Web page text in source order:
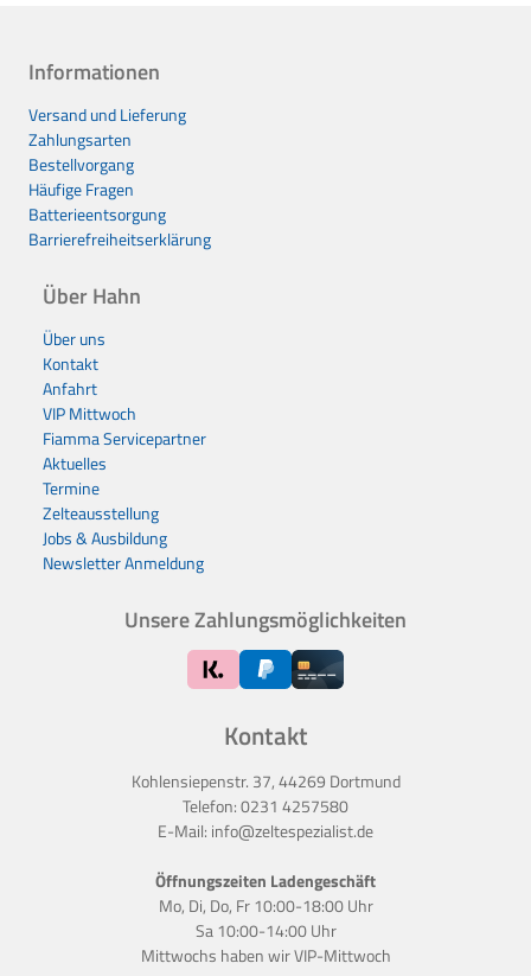
Informationen
Versand und Lieferung
Zahlungsarten
Bestellvorgang
Häufige Fragen
Batterieentsorgung
Barrierefreiheitserklärung
Über Hahn
Über uns
Kontakt
Anfahrt
VIP Mittwoch
Fiamma Servicepartner
Aktuelles
Termine
Zelteausstellung
Jobs & Ausbildung
Newsletter Anmeldung
Kontakt
Kohlensiepenstr. 37, 44269 Dortmund
Telefon:0231 4257580
E-Mail: info@zeltespezialist.de
Öffnungszeiten Ladengeschäft
Mo, Di, Do, Fr 10:00-18:00 Uhr
Sa 10:00-14:00 Uhr
Mittwochs haben wirVIP-Mittwoch
Unsere Zahlungsmöglichkeiten